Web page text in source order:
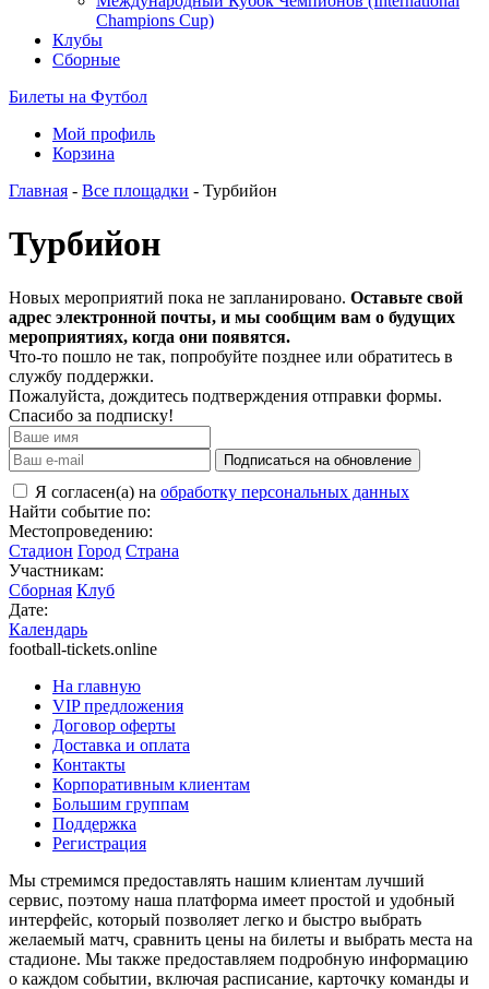
Champions Cup)
Клубы
Сборные
Билеты на Футбол
Мой профиль
Корзина
Главная - Все площадки - Турбийон
Турбийон
Новых мероприятий пока не запланировано. Оставьте свой
адрес электронной почты, и мы сообщим вам о будущих
мероприятиях, когда они появятся.
Что-то пошло не так, попробуйте позднее или обратитесь в
службу поддержки.
Пожалуйста, дождитесь подтверждения отправки формы.
Спасибо за подписку!
Подписаться на обновление
Я согласен(а) на обработку персональных данных
Найти событие по:
Местопроведению:
Стадион Город Страна
Участникам:
Сборная Клуб
Дате:
Календарь
football-tickets.online
На главную
VIP предложения
Договор оферты
Доставка и оплата
Контакты
Корпоративным клиентам
Большим группам
Поддержка
Регистрация
Мы стремимся предоставлять нашим клиентам лучший
сервис, поэтому наша платформа имеет простой и удобный
интерфейс, который позволяет легко и быстро выбрать
желаемый матч, сравнить цены на билеты и выбрать места на
стадионе. Мы также предоставляем подробную информацию
о каждом событии, включая расписание, карточку команды и